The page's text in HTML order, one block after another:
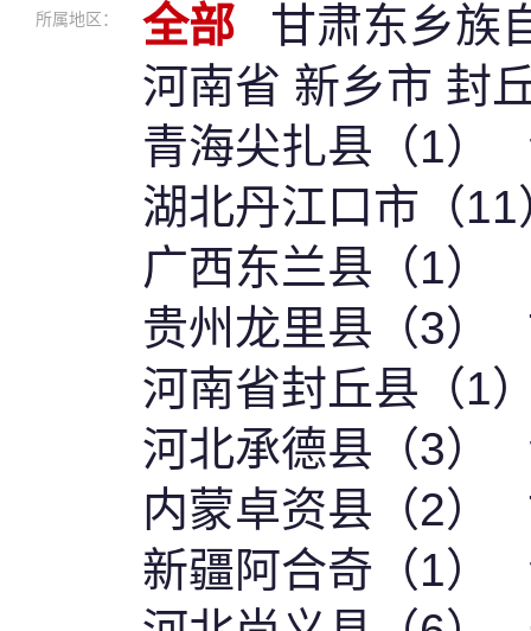
所属地区： 全部
甘肃东乡族
河南省 新乡市 封
青海尖扎县（1）
湖北丹江口市（11
广西东兰县（1）
贵州龙里县（3）
河南省封丘县（1
河北承德县（3）
内蒙卓资县（2）
新疆阿合奇（1）